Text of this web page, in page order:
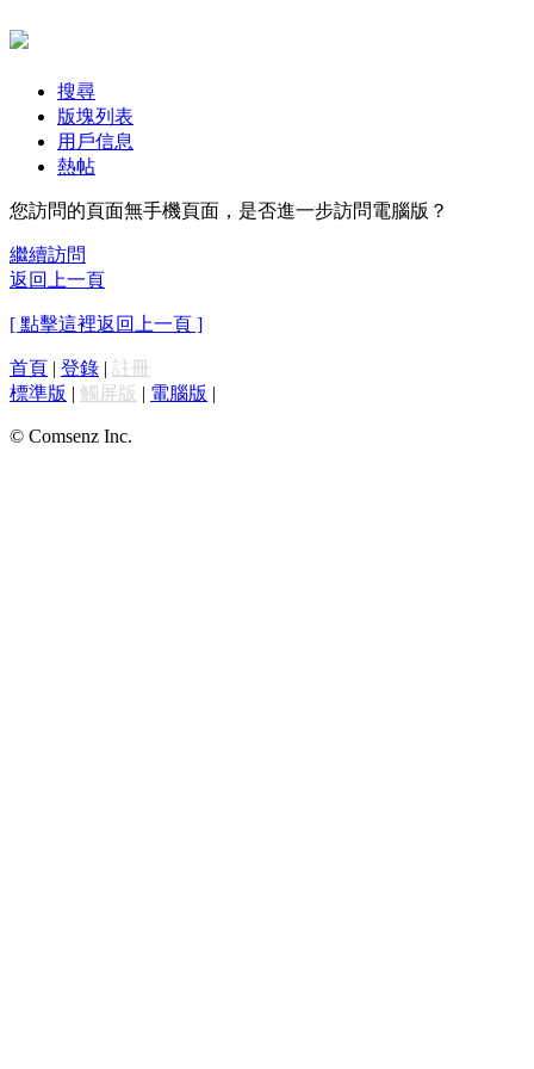
搜尋
版塊列表
用戶信息
熱帖
您訪問的頁面無手機頁面，是否進一步訪問電腦版？
繼續訪問
返回上一頁
[ 點擊這裡返回上一頁 ]
首頁 | 登錄 | 註冊
標準版 | 觸屏版 | 電腦版 |
© Comsenz Inc.